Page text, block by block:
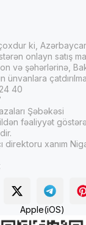
ki,
onlayn satış
və şəhərlərinə,
40
Şəbəkəsi
fəaliyyət
direktoru xanım
Apple(iOS)